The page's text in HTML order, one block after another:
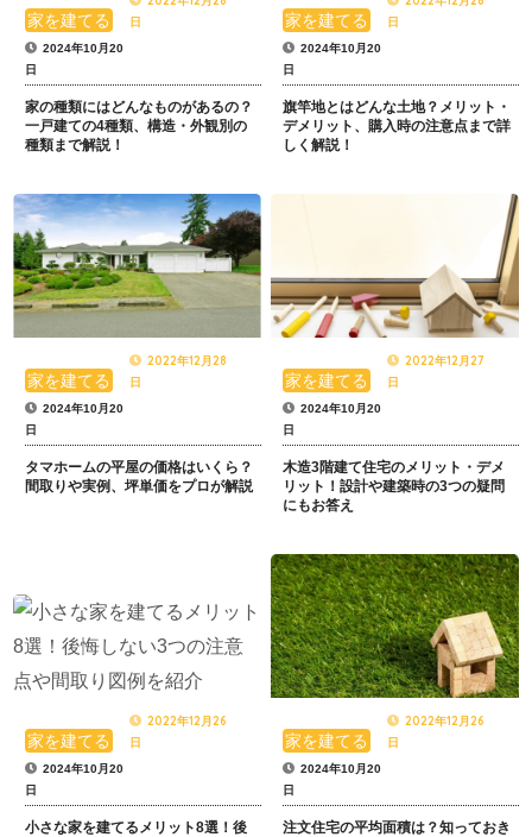
家を建てる
日
2024年10月20
日
家の種類にはどんなものがあるの？
一戸建ての4種類、構造・外観別の
種類まで解説！
家を建てる
日
2024年10月20
日
旗竿地とはどんな土地？メリット・
デメリット、購入時の注意点まで詳
しく解説！
家を建てる
2022年12月28
日
2024年10月20
日
タマホームの平屋の価格はいくら？
間取りや実例、坪単価をプロが解説
家を建てる
2022年12月27
日
2024年10月20
日
木造3階建て住宅のメリット・デメ
リット！設計や建築時の3つの疑問
にもお答え
家を建てる
2022年12月26
日
2024年10月20
日
小さな家を建てるメリット8選！後
家を建てる
2022年12月26
日
2024年10月20
日
注文住宅の平均面積は？知っておき